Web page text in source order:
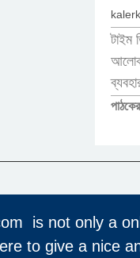
টাইম
is not only a
to give a nice